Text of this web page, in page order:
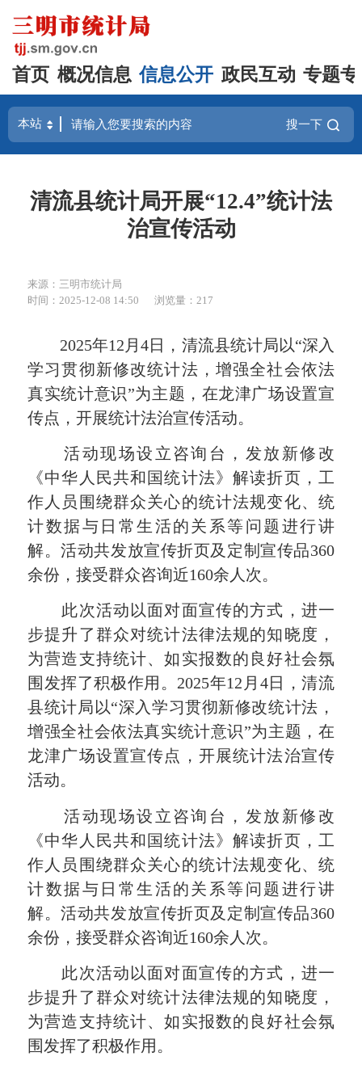
首页 概况信息 信息公开 政民互动 专题
搜一下
清流县统计局开展“12.4”统计法
治宣传活动
来源：三明市统计局
时间：2025-12-08 14:50
浏览量：217
2025年12月4日，清流县统计局以“深入
学习贯彻新修改统计法，增强全社会依法
真实统计意识”为主题，在龙津广场设置宣
传点，开展统计法治宣传活动。
活动现场设立咨询台，发放新修改
《中华人民共和国统计法》解读折页，工
作人员围绕群众关心的统计法规变化、统
计数据与日常生活的关系等问题进行讲
解。活动共发放宣传折页及定制宣传品360
余份，接受群众咨询近160余人次。
此次活动以面对面宣传的方式，进一
步提升了群众对统计法律法规的知晓度，
为营造支持统计、如实报数的良好社会氛
围发挥了积极作用。2025年12月4日，清流
县统计局以“深入学习贯彻新修改统计法，
增强全社会依法真实统计意识”为主题，在
龙津广场设置宣传点，开展统计法治宣传
活动。
活动现场设立咨询台，发放新修改
《中华人民共和国统计法》解读折页，工
作人员围绕群众关心的统计法规变化、统
计数据与日常生活的关系等问题进行讲
解。活动共发放宣传折页及定制宣传品360
余份，接受群众咨询近160余人次。
此次活动以面对面宣传的方式，进一
步提升了群众对统计法律法规的知晓度，
为营造支持统计、如实报数的良好社会氛
围发挥了积极作用。